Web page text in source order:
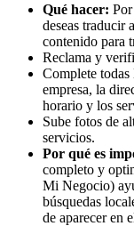
Qué hacer:
deseas traducir
contenido para
Reclama y
Complete todas
empresa, la
horario y los
Sube fotos de
servicios.
Por qué es
completo y
Mi Negocio)
búsquedas
de aparecer en